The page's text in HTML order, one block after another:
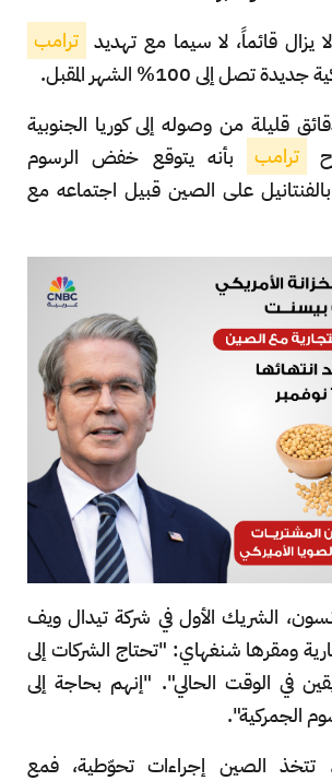
يزال قائماً، لا سيما مع تهديد ترامب
إلى 100% الشهر المقبل.
قليلة من وصوله إلى كوريا الجنوبية
ترامب
بأنه يتوقع خفض الرسوم
بالفنتانيل على الصين قبيل اجتماعه مع
الشريك الأول في شركة تيدال ويف
ومقرها شنغهاي: "تحتاج الشركات إلى
في الوقت الحالي". "إنهم بحاجة إلى
الجمركية".
تتخذ الصين إجراءات تحوّطية، فمع